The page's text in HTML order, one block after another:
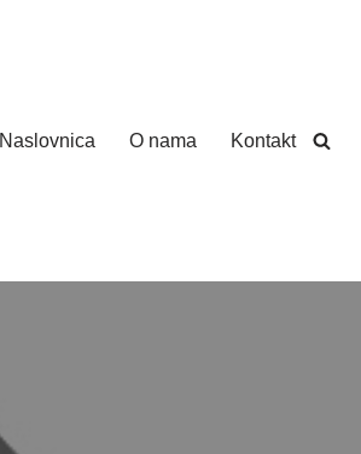
Naslovnica O nama Kontakt